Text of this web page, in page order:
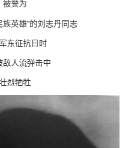
被誉为
族英雄”的刘志丹同志
东征抗日时
敌人流弹击中
烈牺牲